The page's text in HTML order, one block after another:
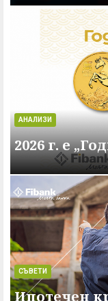
АНАЛИЗИ
2026 г. e
СЪВЕТИ
Ипотечен